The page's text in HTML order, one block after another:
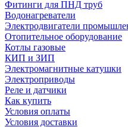
Фитинги для ПНД труб
Водонагреватели
Электродвигатели
Отопительное оборудование
Котлы газовые
КИП и ЗИП
Электромагнитные катушки
Электроприводы
Реле и датчики
Как купить
Условия оплаты
Условия доставки